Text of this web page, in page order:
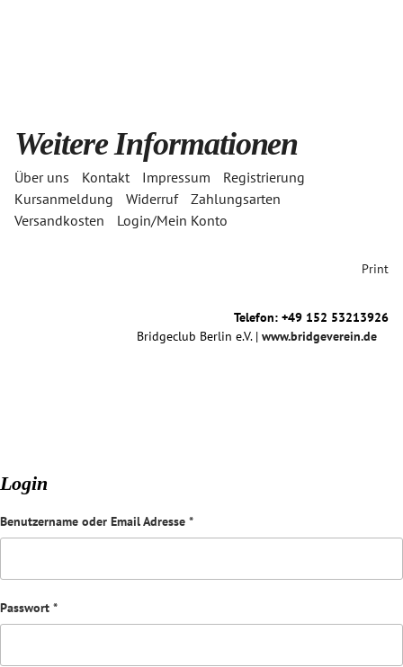
Weitere Informationen
Über uns Kontakt Impressum
Registrierung
Kursanmeldung
Widerruf
Zahlungsarten
Versandkosten
Login/Mein Konto
Print
Telefon: +49 152 53213926
Bridgeclub Berlin e.V. | www.bridgeverein.de
Login
Benutzername oder Email Adresse *
Passwort *